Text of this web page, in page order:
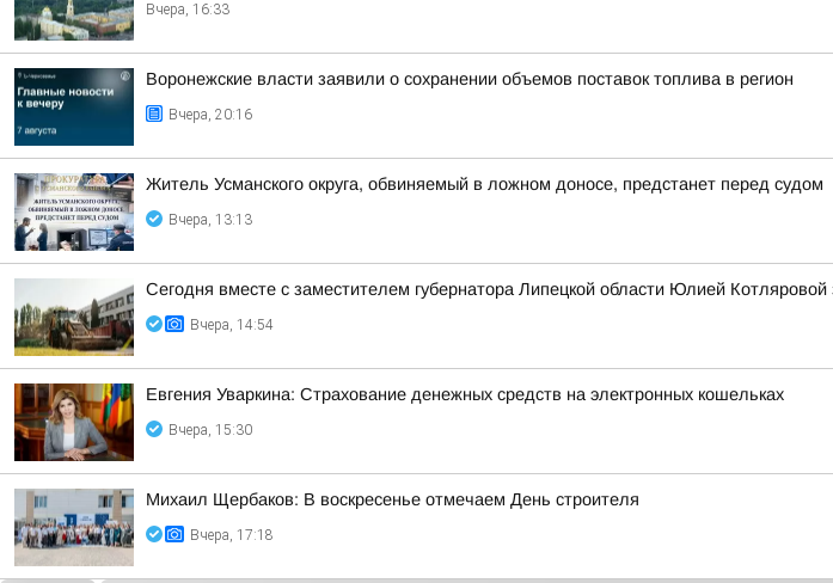
Вчера, 16:33
Воронежские власти заявили о сохранении объемов поставок топлива в регион
Вчера, 20:16
Житель Усманского округа, обвиняемый в ложном доносе, предстанет перед судом
Вчера, 13:13
Сегодня вместе с заместителем губернатора Липецкой области Юлией
Вчера, 14:54
Евгения Уваркина: Страхование денежных средств на электронных кошельках
Вчера, 15:30
Михаил Щербаков: В воскресенье отмечаем День строителя
Вчера, 17:18